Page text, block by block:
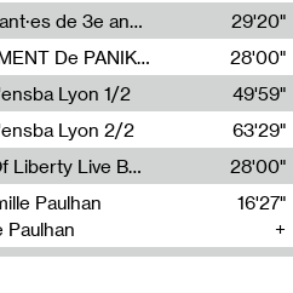
Regilote / Live avec les étudiant·es de 3e année de l'EMA
Nima Henryon,Athéna Noël,Amir Genillon,Ibourayane Ahmadi,Manelle Cherrih,Honorine Gibello,John Weeber,Manon Joseph
29'20"
Radia Show #1089 : MOUVEMENT De PANIK (Radio Panik)
28'00"
Lyon 1/2
49'59"
Lyon 2/2
63'29"
Radia Show #1088 : Statue Of Liberty Live By Ed Baxter (Resonance)
28'00"
Paulhan
Paulhan
16'27"